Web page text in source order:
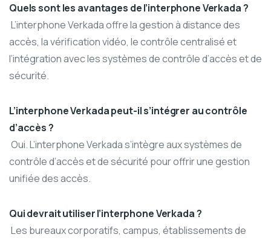
Quels sont les avantages de l’interphone Verkada ?
L’interphone Verkada offre la gestion à distance des
accès, la vérification vidéo, le contrôle centralisé et
l’intégration avec les systèmes de contrôle d’accès et de
sécurité.
L’interphone Verkada peut-il s’intégrer au contrôle
d’accès ?
Oui. L’interphone Verkada s’intègre aux systèmes de
contrôle d’accès et de sécurité pour offrir une gestion
unifiée des accès.
Qui devrait utiliser l’interphone Verkada ?
Les bureaux corporatifs, campus, établissements de